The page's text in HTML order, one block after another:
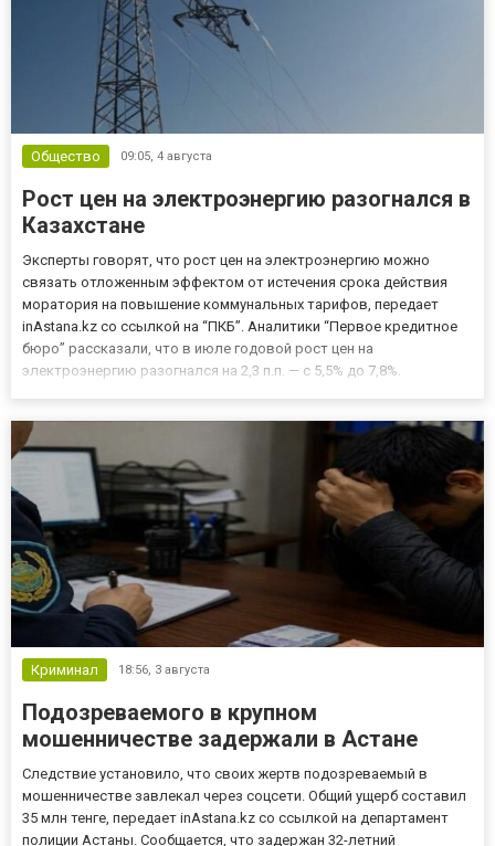
Общество 09:05, 4 августа
Рост цен на электроэнергию разогнался в
Казахстане
Эксперты говорят, что рост цен на электроэнергию можно
связать отложенным эффектом от истечения срока действия
моратория на повышение коммунальных тарифов, передает
inAstana.kz со ссылкой на “ПКБ”. Аналитики “Первое кредитное
бюро” рассказали, что в июле годовой рост цен на
электроэнергию разогнался на 2,3 п.п. — с 5,5% до 7,8%.
на повышение комму...
Криминал 18:56, 3 августа
Подозреваемого в крупном
мошенничестве задержали в Астане
Следствие установило, что своих жертв подозреваемый в
мошенничестве завлекал через соцсети. Общий ущерб составил
35 млн тенге, передает inAstana.kz со ссылкой на департамент
полиции Астаны. Сообщается, что задержан 32-летний